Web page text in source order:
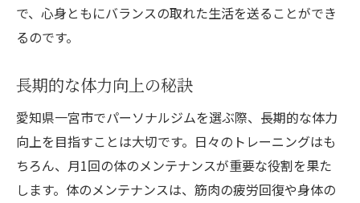
で、心身ともにバランスの取れた生活を送ることができ
るのです。
長期的な体力向上の秘訣
愛知県一宮市でパーソナルジムを選ぶ際、長期的な体力
向上を目指すことは大切です。日々のトレーニングはも
ちろん、月1回の体のメンテナンスが重要な役割を果た
します。体のメンテナンスは、筋肉の疲労回復や身体の